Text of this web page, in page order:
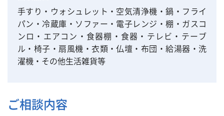
手すり・ウォシュレット・空気清浄機・鍋・フライ
パン・冷蔵庫・ソファー・電子レンジ・棚・ガスコ
ンロ・エアコン・食器棚・食器・テレビ・テーブ
ル・椅子・扇風機・衣類・仏壇・布団・給湯器・洗
濯機・その他生活雑貨等
ご相談内容